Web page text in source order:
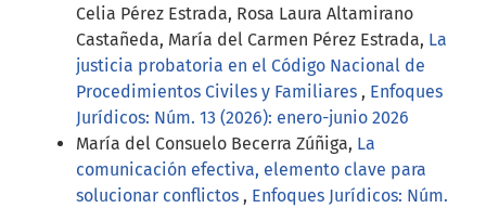
Celia Pérez Estrada, Rosa Laura Altamirano
Castañeda, María del Carmen Pérez Estrada, La
justicia probatoria en el Código Nacional de
Procedimientos Civiles y Familiares , Enfoques
Jurídicos: Núm. 13 (2026): enero-junio 2026
María del Consuelo Becerra Zúñiga, La
comunicación efectiva, elemento clave para
solucionar conflictos , Enfoques Jurídicos: Núm.